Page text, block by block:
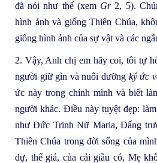
đã nói như thế (xem Gr 2, 5).
hình ảnh và giống Thiên Chúa,
giống hình ảnh của sự vật và các
2. Vậy, Anh chị em hãy coi, tôi tự
người giữ gìn và nuôi dưỡng ký ức
ức này trong chính mình và biết
người khác. Điều này tuyệt đẹp:
như Đức Trinh Nữ Maria, Đấng
Thiên Chúa trong đời sống của
dự, thế giá, của cải giầu có, Mẹ